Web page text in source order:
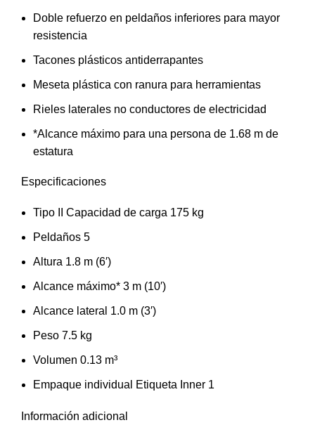
Doble refuerzo en peldaños inferiores para mayor
resistencia
Tacones plásticos antiderrapantes
Meseta plástica con ranura para herramientas
Rieles laterales no conductores de electricidad
*Alcance máximo para una persona de 1.68 m de
estatura
Especificaciones
Tipo II Capacidad de carga 175 kg
Peldaños 5
Altura 1.8 m (6′)
Alcance máximo* 3 m (10′)
Alcance lateral 1.0 m (3′)
Peso 7.5 kg
Volumen 0.13 m³
Empaque individual Etiqueta Inner 1
Información adicional